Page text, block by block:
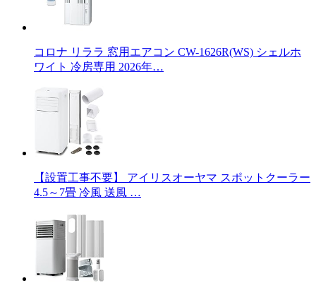
コロナ リララ 窓用エアコン CW-1626R(WS) シェルホ
ワイト 冷房専用 2026年…
【設置工事不要】 アイリスオーヤマ スポットクーラー
4.5～7畳 冷風 送風 …